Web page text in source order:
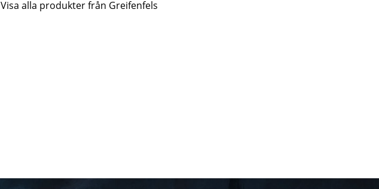
Visa alla produkter från Greifenfels